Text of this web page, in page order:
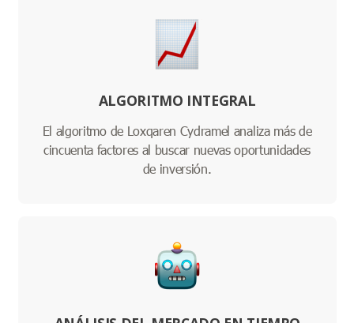
ALGORITMO INTEGRAL
El algoritmo de Loxqaren Cydramel analiza más de
cincuenta factores al buscar nuevas oportunidades
de inversión.